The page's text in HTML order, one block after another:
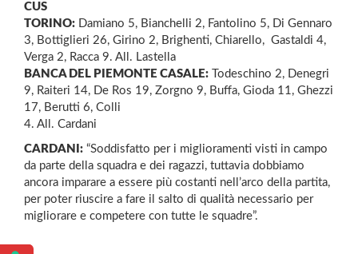
CUS
TORINO: Damiano 5, Bianchelli 2, Fantolino 5, Di Gennaro
3, Bottiglieri 26, Girino 2, Brighenti, Chiarello, Gastaldi 4,
Verga 2, Racca 9. All. Lastella
BANCA DEL PIEMONTE CASALE: Todeschino 2, Denegri
9, Raiteri 14, De Ros 19, Zorgno 9, Buffa, Gioda 11, Ghezzi
17, Berutti 6, Colli
4. All. Cardani
CARDANI: “Soddisfatto per i miglioramenti visti in campo
da parte della squadra e dei ragazzi, tuttavia dobbiamo
ancora imparare a essere più costanti nell’arco della partita,
per poter riuscire a fare il salto di qualità necessario per
migliorare e competere con tutte le squadre”.